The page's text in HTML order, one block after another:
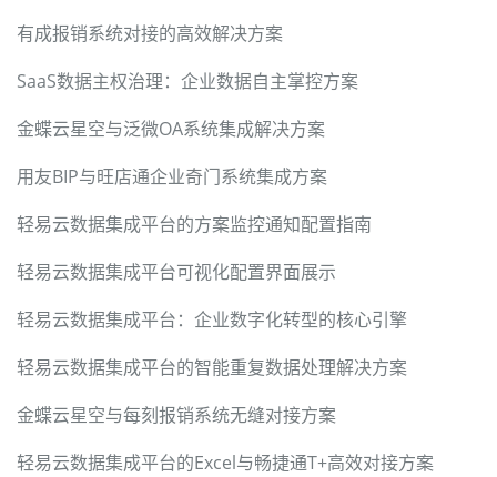
有成报销系统对接的高效解决方案
SaaS数据主权治理：企业数据自主掌控方案
金蝶云星空与泛微OA系统集成解决方案
用友BIP与旺店通企业奇门系统集成方案
轻易云数据集成平台的方案监控通知配置指南
轻易云数据集成平台可视化配置界面展示
轻易云数据集成平台：企业数字化转型的核心引擎
轻易云数据集成平台的智能重复数据处理解决方案
金蝶云星空与每刻报销系统无缝对接方案
轻易云数据集成平台的Excel与畅捷通T+高效对接方案